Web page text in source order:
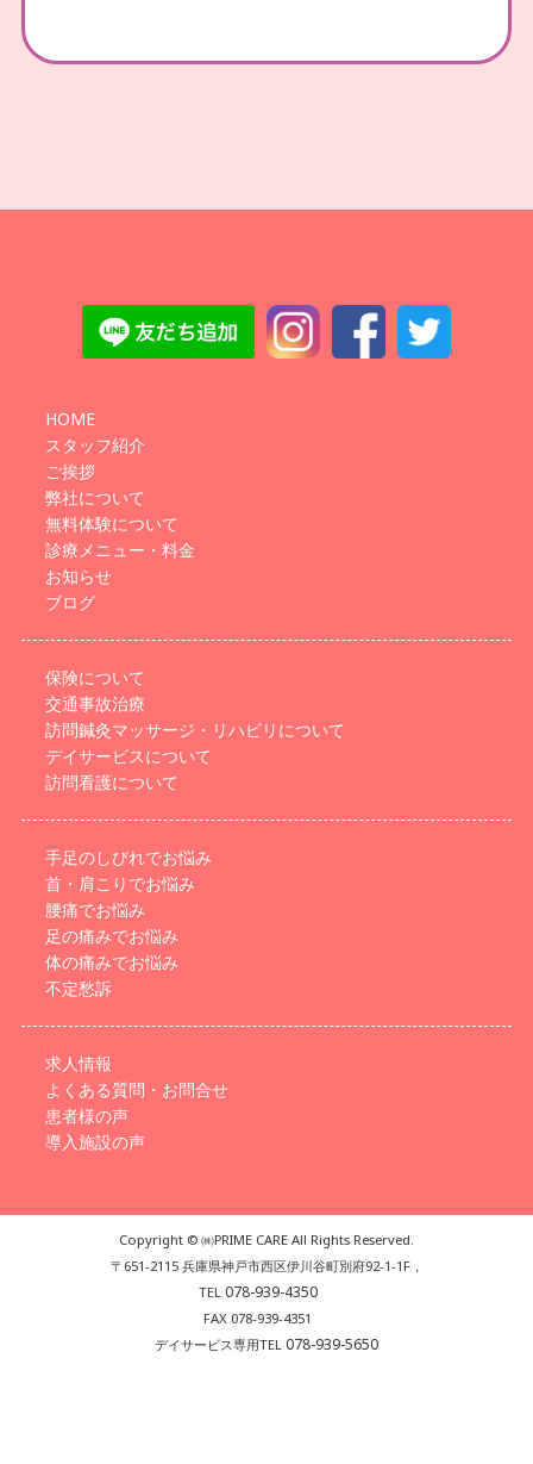
HOME
スタッフ紹介
ご挨拶
弊社について
無料体験について
診療メニュー・料金
お知らせ
ブログ
保険について
交通事故治療
訪問鍼灸マッサージ・リハビリについて
デイサービスについて
訪問看護について
手足のしびれでお悩み
首・肩こりでお悩み
腰痛でお悩み
足の痛みでお悩み
体の痛みでお悩み
不定愁訴
求人情報
よくある質問・お問合せ
患者様の声
導入施設の声
Copyright © ㈱PRIME CARE All Rights Reserved.
〒651-2115 兵庫県神戸市西区伊川谷町別府92-1-1F，
TEL 078-939-4350
FAX 078-939-4351
デイサービス専用TEL 078-939-5650